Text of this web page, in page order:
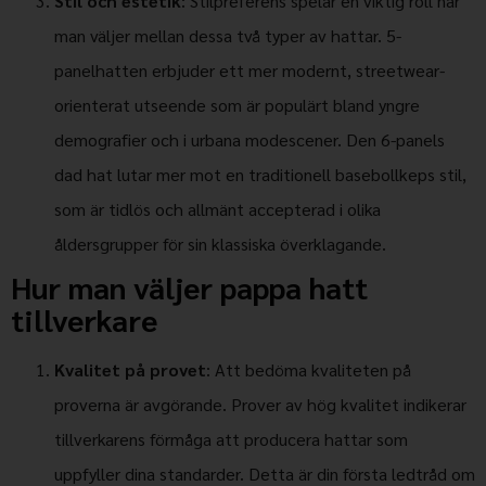
man väljer mellan dessa två typer av hattar. 5-
panelhatten erbjuder ett mer modernt, streetwear-
orienterat utseende som är populärt bland yngre
demografier och i urbana modescener. Den 6-panels
dad hat lutar mer mot en traditionell basebollkeps stil,
som är tidlös och allmänt accepterad i olika
åldersgrupper för sin klassiska överklagande.
Hur man väljer pappa hatt
tillverkare
Kvalitet på provet: Att bedöma kvaliteten på
proverna är avgörande. Prover av hög kvalitet indikerar
tillverkarens förmåga att producera hattar som
uppfyller dina standarder. Detta är din första ledtråd om